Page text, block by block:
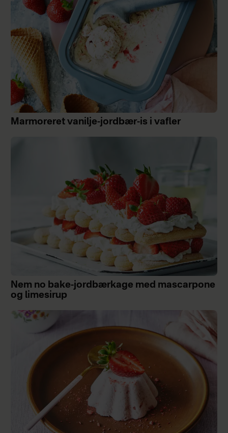
Marmoreret vanilje-jordbær-is i vafler
Nem no bake-jordbærkage med mascarpone
og limesirup